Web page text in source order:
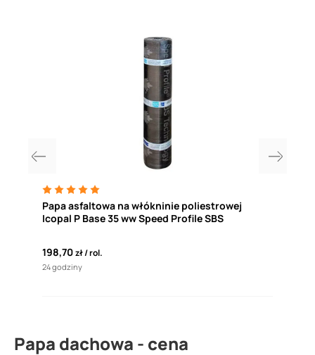
Papa asfaltowa na włókninie poliestrowej
Icopal P Base 35 ww Speed Profile SBS
198,70zł rol.
24 godziny
Papa dachowa - cena